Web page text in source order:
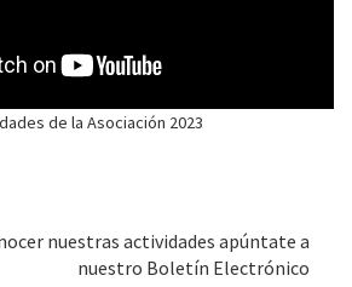
de la Asociación 2023
nuestras actividades apúntate a
nuestro Boletín Electrónico